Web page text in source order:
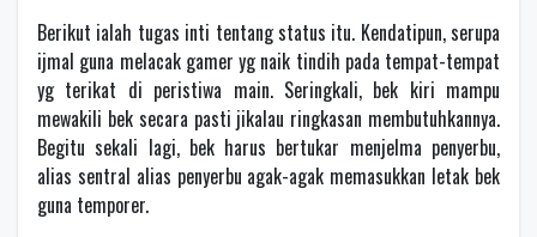
Berikut ialah tugas inti tentang status itu. Kendatipun, serupa
ijmal guna melacak gamer yg naik tindih pada tempat-tempat
yg terikat di peristiwa main. Seringkali, bek kiri mampu
mewakili bek secara pasti jikalau ringkasan membutuhkannya.
Begitu sekali lagi, bek harus bertukar menjelma penyerbu,
alias sentral alias penyerbu agak-agak memasukkan letak bek
guna temporer.